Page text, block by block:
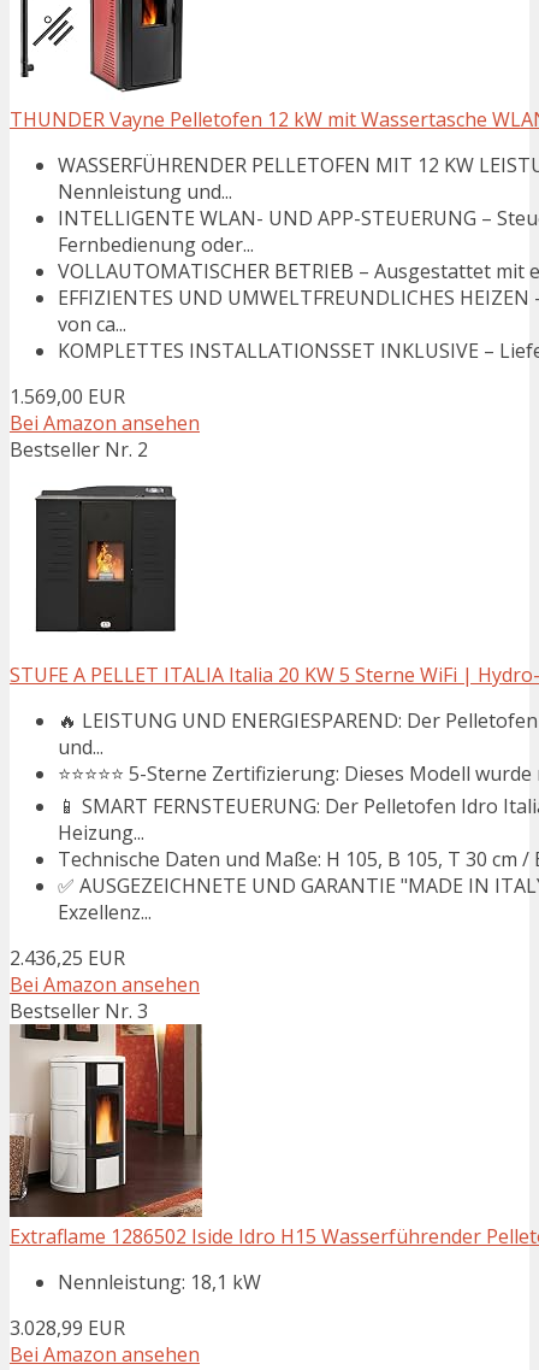
THUNDER Vayne Pelletofen 12 kW mit Wassertasche
WASSERFÜHRENDER PELLETOFEN MIT 12 KW
Nennleistung und...
INTELLIGENTE WLAN- UND APP-STEUERUNG –
Fernbedienung oder...
VOLLAUTOMATISCHER BETRIEB – Ausgestattet
EFFIZIENTES UND UMWELTFREUNDLICHES
von ca...
KOMPLETTES INSTALLATIONSSET INKLUSIVE –
1.569,00 EUR
Bei Amazon ansehen
Bestseller Nr. 2
STUFE A PELLET ITALIA Italia 20 KW 5 Sterne WiFi |
🔥 LEISTUNG UND ENERGIESPAREND: Der
und...
⭐⭐⭐⭐⭐ 5-Sterne Zertifizierung: Dieses Modell
📱 SMART FERNSTEUERUNG: Der Pelletofen Idro
Heizung...
Technische Daten und Maße: H 105, B 105, T 30 cm
✅ AUSGEZEICHNETE UND GARANTIE "MADE IN
Exzellenz...
2.436,25 EUR
Bei Amazon ansehen
Bestseller Nr. 3
Extraflame 1286502 Iside Idro H15 Wasserführender
Nennleistung: 18,1 kW
3.028,99 EUR
Bei Amazon ansehen